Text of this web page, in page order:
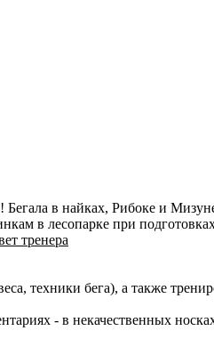
в найках, Рибоке и
в лесопарке при
тренера
техники бега), а также
- в некачественных